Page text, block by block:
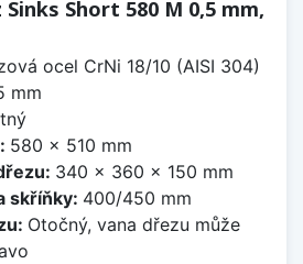
Short 580 M 0,5 mm,
ocel CrNi 18/10 (AISI 304)
mm
580 x 510 mm
340 x 360 x 150 mm
skříňky: 400/450 mm
Otočný, vana dřezu může